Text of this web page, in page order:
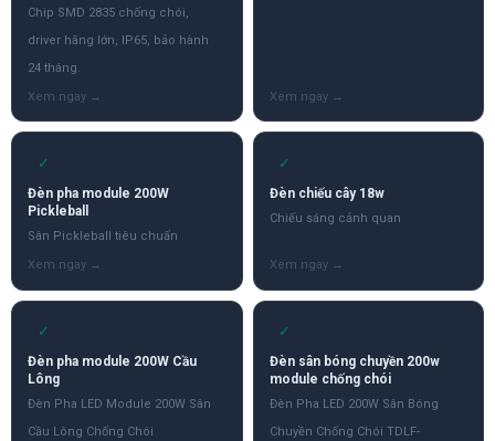
Chip SMD 2835 chống chói,
driver hãng lớn, IP65, bảo hành
24 tháng.
✓
Đèn pha module 200W
Pickleball
Sân Pickleball tiêu chuẩn
✓
Đèn chiếu cây 18w
Chiếu sáng cảnh quan
✓
Đèn pha module 200W Cầu
Lông
Đèn Pha LED Module 200W Sân
Cầu Lông Chống Chói
✓
Đèn sân bóng chuyền 200w
module chống chói
Đèn Pha LED 200W Sân Bóng
Chuyền Chống Chói TDLF-